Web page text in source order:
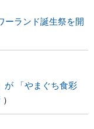
ーランド誕生祭を開
が 「やまぐち食彩